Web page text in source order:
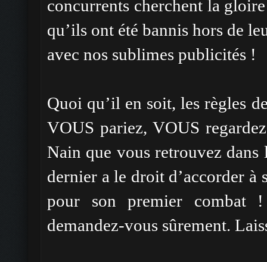
concurrents cherchent la
qu’ils ont été bannis hors de
avec nos sublimes publicités !
Quoi qu’il en soit, les règles
VOUS pariez, VOUS
Nain que vous retrouvez dans
dernier a le droit d’accorder
pour son premier combat
demandez-vous sûrement.